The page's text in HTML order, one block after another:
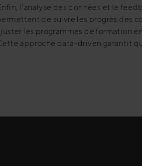
l’analyse des données et le
de suivre les progrès des
les programmes de formation
approche data-driven garantit